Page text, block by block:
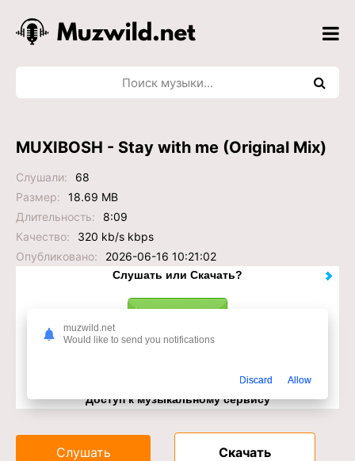
MUXIBOSH - Stay with me (Original Mix)
Слушали:
68
Размер:
18.69 MB
Длительность:
8:09
Качество:
320 kb/s kbps
Опубликовано:
2026-06-16 10:21:02
Слушать или Скачать?
Доступ к музыкальному сервису
Слушать Скачать
muzwild.net
Would like to send you notifications
Discard Allow